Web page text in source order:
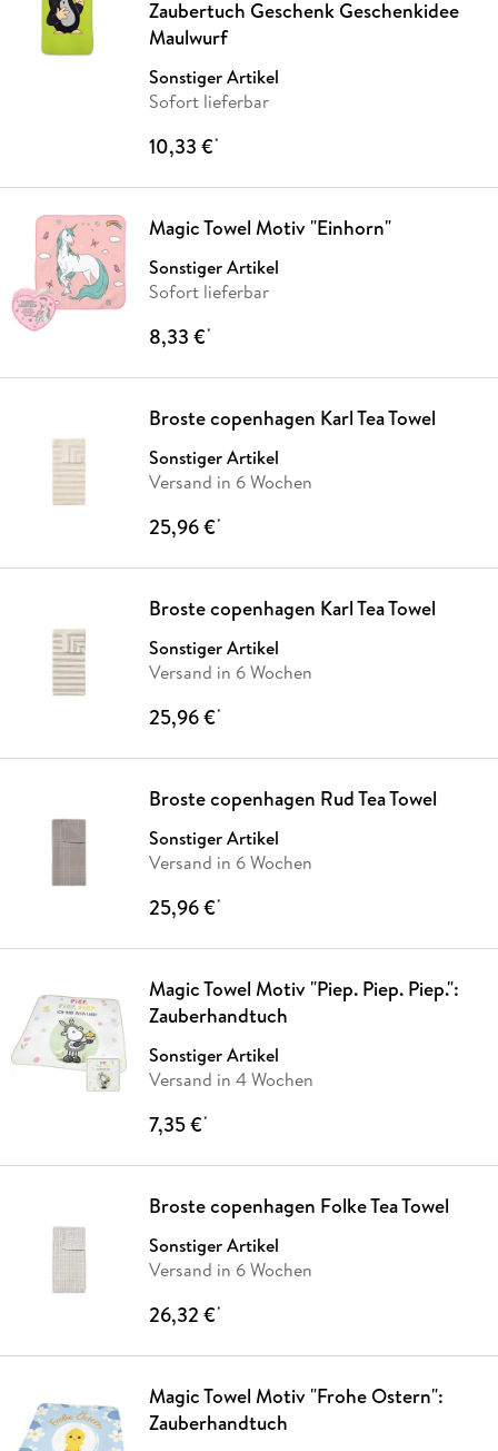
Zaubertuch Geschenk Geschenkidee
Maulwurf
Sonstiger Artikel
Sofort lieferbar
10,33 €*
Magic Towel Motiv "Einhorn"
Sonstiger Artikel
Sofort lieferbar
8,33 €*
Broste copenhagen Karl Tea Towel
Sonstiger Artikel
Versand in 6 Wochen
25,96 €*
Broste copenhagen Karl Tea Towel
Sonstiger Artikel
Versand in 6 Wochen
25,96 €*
Broste copenhagen Rud Tea Towel
Sonstiger Artikel
Versand in 6 Wochen
25,96 €*
Magic Towel Motiv "Piep. Piep. Piep.":
Zauberhandtuch
Sonstiger Artikel
Versand in 4 Wochen
7,35 €*
Broste copenhagen Folke Tea Towel
Sonstiger Artikel
Versand in 6 Wochen
26,32 €*
Magic Towel Motiv "Frohe Ostern":
Zauberhandtuch